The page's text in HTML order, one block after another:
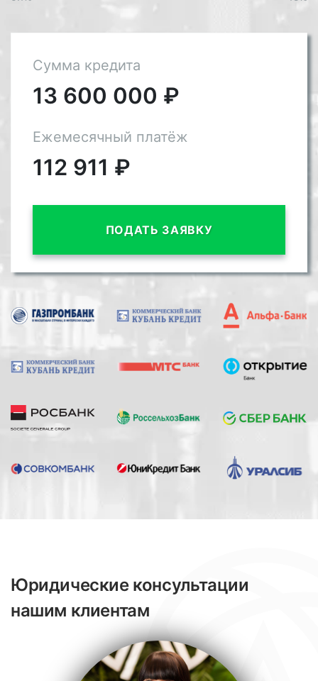
Сумма кредита
13 600 000 ₽
Ежемесячный платёж
112 911 ₽
ПОДАТЬ ЗАЯВКУ
Юридические консультации
нашим клиентам